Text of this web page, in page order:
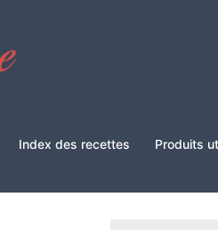
Index des recettes Produits